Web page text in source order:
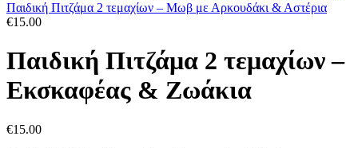
Παιδική Πιτζάμα 2 τεμαχίων – Μωβ με Αρκουδάκι & Αστέρια
€15.00
Παιδική Πιτζάμα 2 τεμαχίων –
Εκσκαφέας & Ζωάκια
€15.00